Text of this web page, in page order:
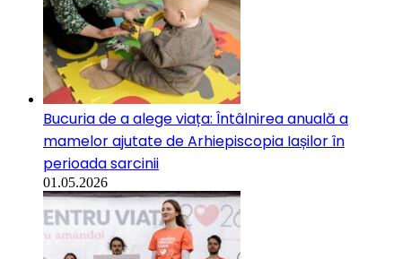
Bucuria de a alege viața: Întâlnirea anuală a
mamelor ajutate de Arhiepiscopia Iașilor în
perioada sarcinii
01.05.2026